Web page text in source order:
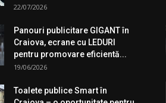
22/07/2026
Panouri publicitare GIGANT în
Craiova, ecrane cu LEDURI
pentru promovare eficientă...
19/06/2026
Toalete publice Smart în